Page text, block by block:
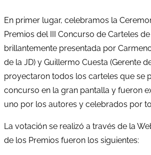
En primer lugar, celebramos la
Premios del III Concurso de Carteles de
brillantemente presentada por
de la JD) y Guillermo Cuesta (Gerente
proyectaron todos los carteles que se
concurso en la gran pantalla y fueron
uno por los autores y celebrados por
La votación se realizó a través de la
de los Premios fueron los siguientes: